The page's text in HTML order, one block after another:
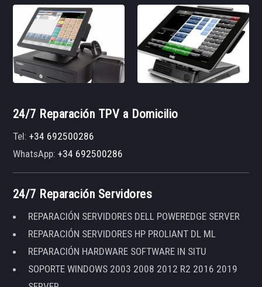
24/7 Reparación TPV a Domicilio
Tel:+34 692500286
WhatsApp:+34 692500286
24/7 Reparación Servidores
REPARACIÓN SERVIDORES DELL POWEREDGE SERVER
REPARACIÓN SERVIDORES HP PROLIANT DL ML
REPARACIÓN HARDWARE SOFTWARE IN SITU
SOPORTE WINDOWS 2003 2008 2012 R2 2016 2019